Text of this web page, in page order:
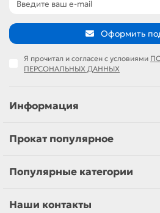
Оформить
Я прочитал и согласен с условиями
ПЕРСОНАЛЬНЫХ ДАННЫХ
Информация
Прокат популярное
Популярные категории
Наши контакты